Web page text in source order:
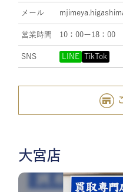
メール
営業時間 10：00ー18：00
SNS LINE TikTok
大宮店